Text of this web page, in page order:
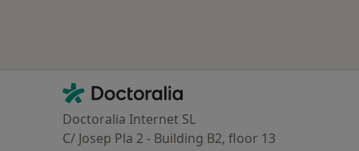
Contacto
Doctoralia - Homepage
Doctoralia Internet SL
C/ Josep Pla 2 - Building B2, floor 13